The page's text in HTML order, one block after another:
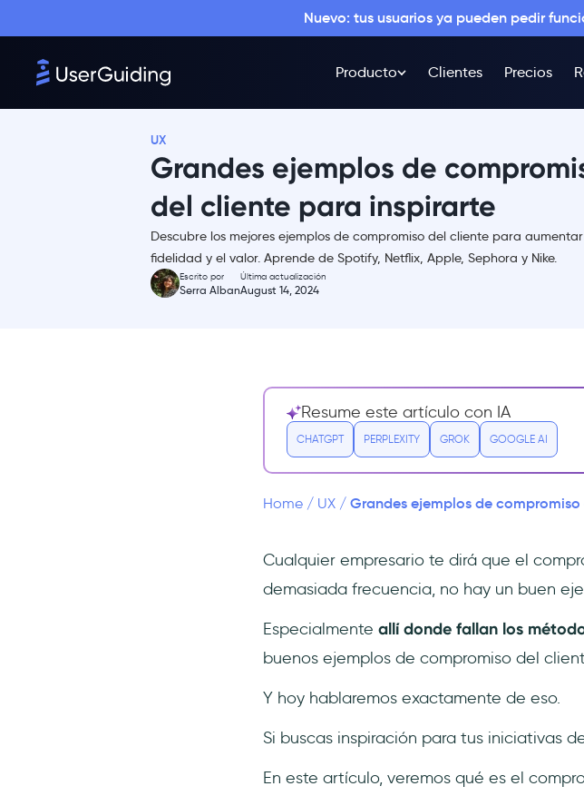
Nuevo: tus usuarios ya pueden pedir
Producto Clientes Precios
UX
Grandes ejemplos de
del cliente para inspirarte
Descubre los mejores ejemplos de compromiso del cliente para
fidelidad y el valor. Aprende de Spotify, Netflix, Apple, Sephora y Nike.
Escrito por
Serra Alban
Última actualización
August 14, 2024
¿Qué es el compromiso del
Resume este artículo con IA
CHATGPT PERPLEXITY GROK GOOGLE AI
Home/ UX/ Grandes ejemplos de
Cualquier empresario te dirá que el
demasiada frecuencia, no hay un buen
Especialmente allí donde fallan los
buenos ejemplos de compromiso del
Y hoy hablaremos exactamente de eso.
Si buscas inspiración para tus iniciativas
En este artículo, veremos qué es el